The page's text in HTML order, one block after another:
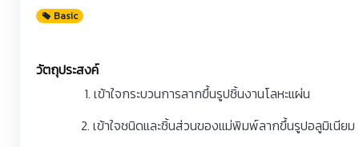
Basic
วัตถุประสงค์
1. เข้าใจกระบวนการลากขึ้นรูปชิ้นงานโลหะแผ่น
2. เข้าใจชนิดและชิ้นส่วนของแม่พิมพ์ลากขึ้นรูปอลูมิเนียม